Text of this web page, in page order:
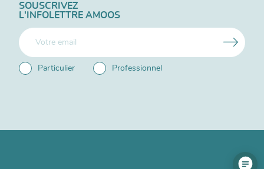
SOUSCRIVEZ
L'INFOLETTRE AMOOS
Particulier Professionnel